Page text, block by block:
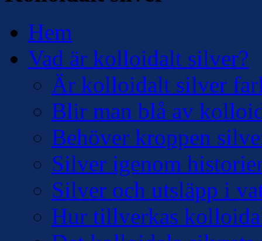
Hem
Vad är kolloidalt silver?
Är kolloidalt silver
Blir man blå av
Behöver kroppen
Silver igenom
Silver och utsläpp i
Hur tillverkas